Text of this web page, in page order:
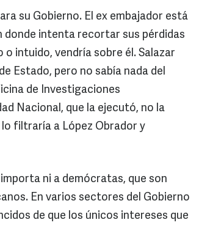
su Gobierno. El ex embajador está
donde intenta recortar sus pérdidas
intuido, vendría sobre él. Salazar
Estado, pero no sabía nada del
de Investigaciones
Nacional, que la ejecutó, no la
filtraría a López Obrador y
ni a demócratas, que son
En varios sectores del Gobierno
de que los únicos intereses que